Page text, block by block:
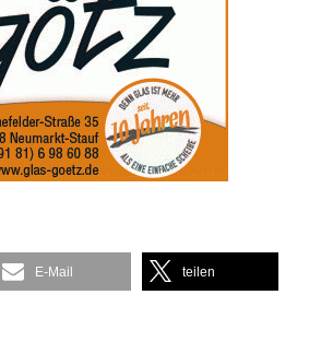
E-Mail teilen